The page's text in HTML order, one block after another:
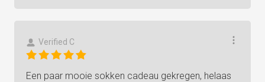
Verified C
Een paar mooie sokken cadeau gekregen, helaas